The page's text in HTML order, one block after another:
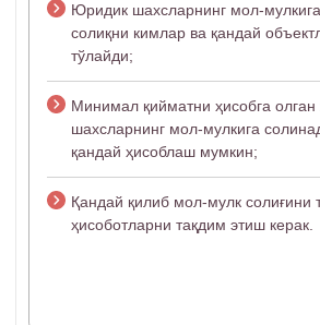
Юридик шахсларнинг мол-
солиқни кимлар ва қандай
тўлайди;
Минимал қийматни ҳисобга
шахсларнинг мол-мулкига
қандай ҳисоблаш мумкин;
Қандай қилиб мол-мулк солиғини
ҳисоботларни тақдим этиш керак.